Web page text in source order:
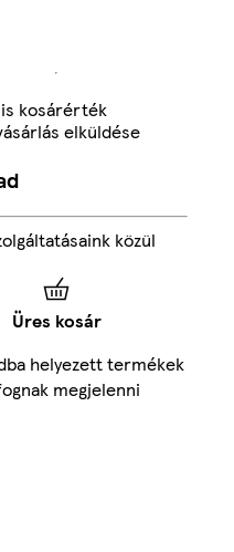
kosárérték
kosárérték
elküldése
közül
Üres kosár
helyezett termékek
megjelenni